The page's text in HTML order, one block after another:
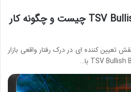
اندیکاتور TSV Bullish Bearish چیست و چگونه کار
تعیین کننده ای در درک رفتار واقعی بازار